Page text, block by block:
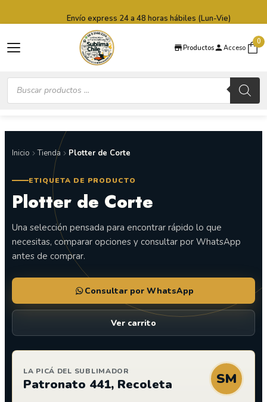
Productos Acceso
0
Búsqueda
productos
Envío express 24 a 48 horas hábiles (Lun-Vie)
Inicio Tienda Plotter de Corte
ETIQUETA DE PRODUCTO
Plotter de Corte
Una selección pensada para encontrar rápido lo que
necesitas, comparar opciones y consultar por WhatsApp
antes de comprar.
Consultar por WhatsApp
Ver carrito
LA PICÁ DEL SUBLIMADOR
Patronato 441, Recoleta SM